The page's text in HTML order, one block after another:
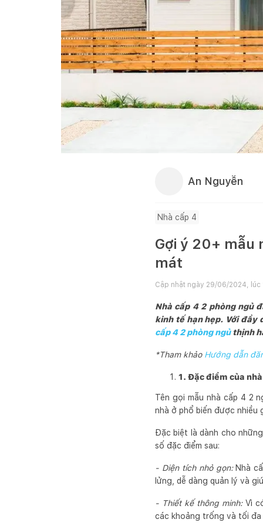
An Nguyễn
Nhà cấp 4
Gợi ý 20+ mẫu
mát
Cập nhật ngày 29/06/2024, lúc
Nhà cấp 4 2 phòng ngủ
kinh tế hạn hẹp. Với đầy
cấp 4 2 phòng ngủthịnh
*Tham khảo Hướng dẫn
1. Đặc điểm của
Tên gọi mẫu nhà cấp 4 2
nhà ở phổ biến được nhiều
Đặc biệt là dành cho
số đặc điểm sau:
- Diện tích nhỏ gọn: Nhà
lửng, dễ dàng quản lý và
- Thiết kế thông minh:Vì
các khoảng trống và tối đa